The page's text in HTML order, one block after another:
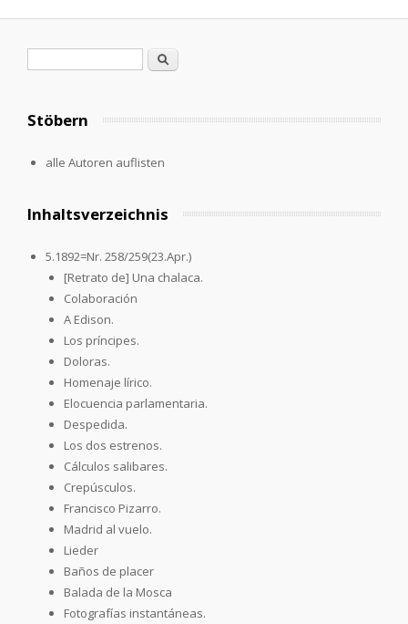
Suche
Stöbern
alle Autoren auflisten
Inhaltsverzeichnis
5.1892=Nr. 258/259(23.Apr.)
[Retrato de] Una chalaca.
Colaboración
A Edison.
Los príncipes.
Doloras.
Homenaje lírico.
Elocuencia parlamentaria.
Despedida.
Los dos estrenos.
Cálculos salibares.
Crepúsculos.
Francisco Pizarro.
Madrid al vuelo.
Lieder
Baños de placer
Balada de la Mosca
Fotografías instantáneas.